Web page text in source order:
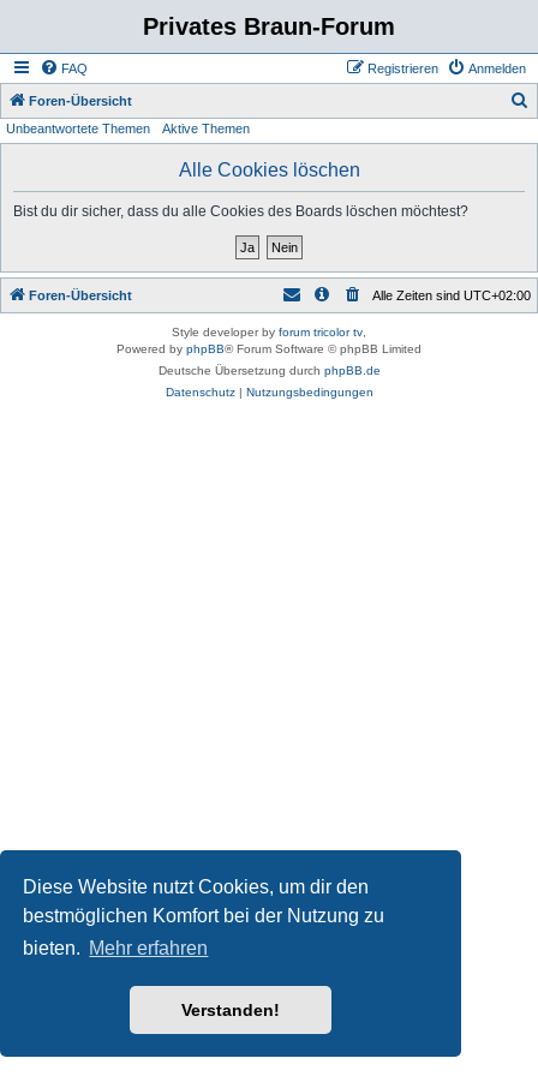
Diese Website nutzt Cookies, um dir den
bestmöglichen Komfort bei der Nutzung zu
bieten. Mehr erfahren
Verstanden!
Privates Braun-Forum
FAQ Anmelden
Registrieren
Foren-Übersicht
Unbeantwortete Themen Aktive Themen
Alle Cookies löschen
Bist du dir sicher, dass du alle Cookies des Boards löschen möchtest?
Foren-Übersicht Alle Zeiten sind UTC+02:00
Style developer by forum tricolor tv
Powered by phpBB® Forum Software © phpBB Limited
Deutsche Übersetzung durch phpBB.de
Datenschutz| Nutzungsbedingungen